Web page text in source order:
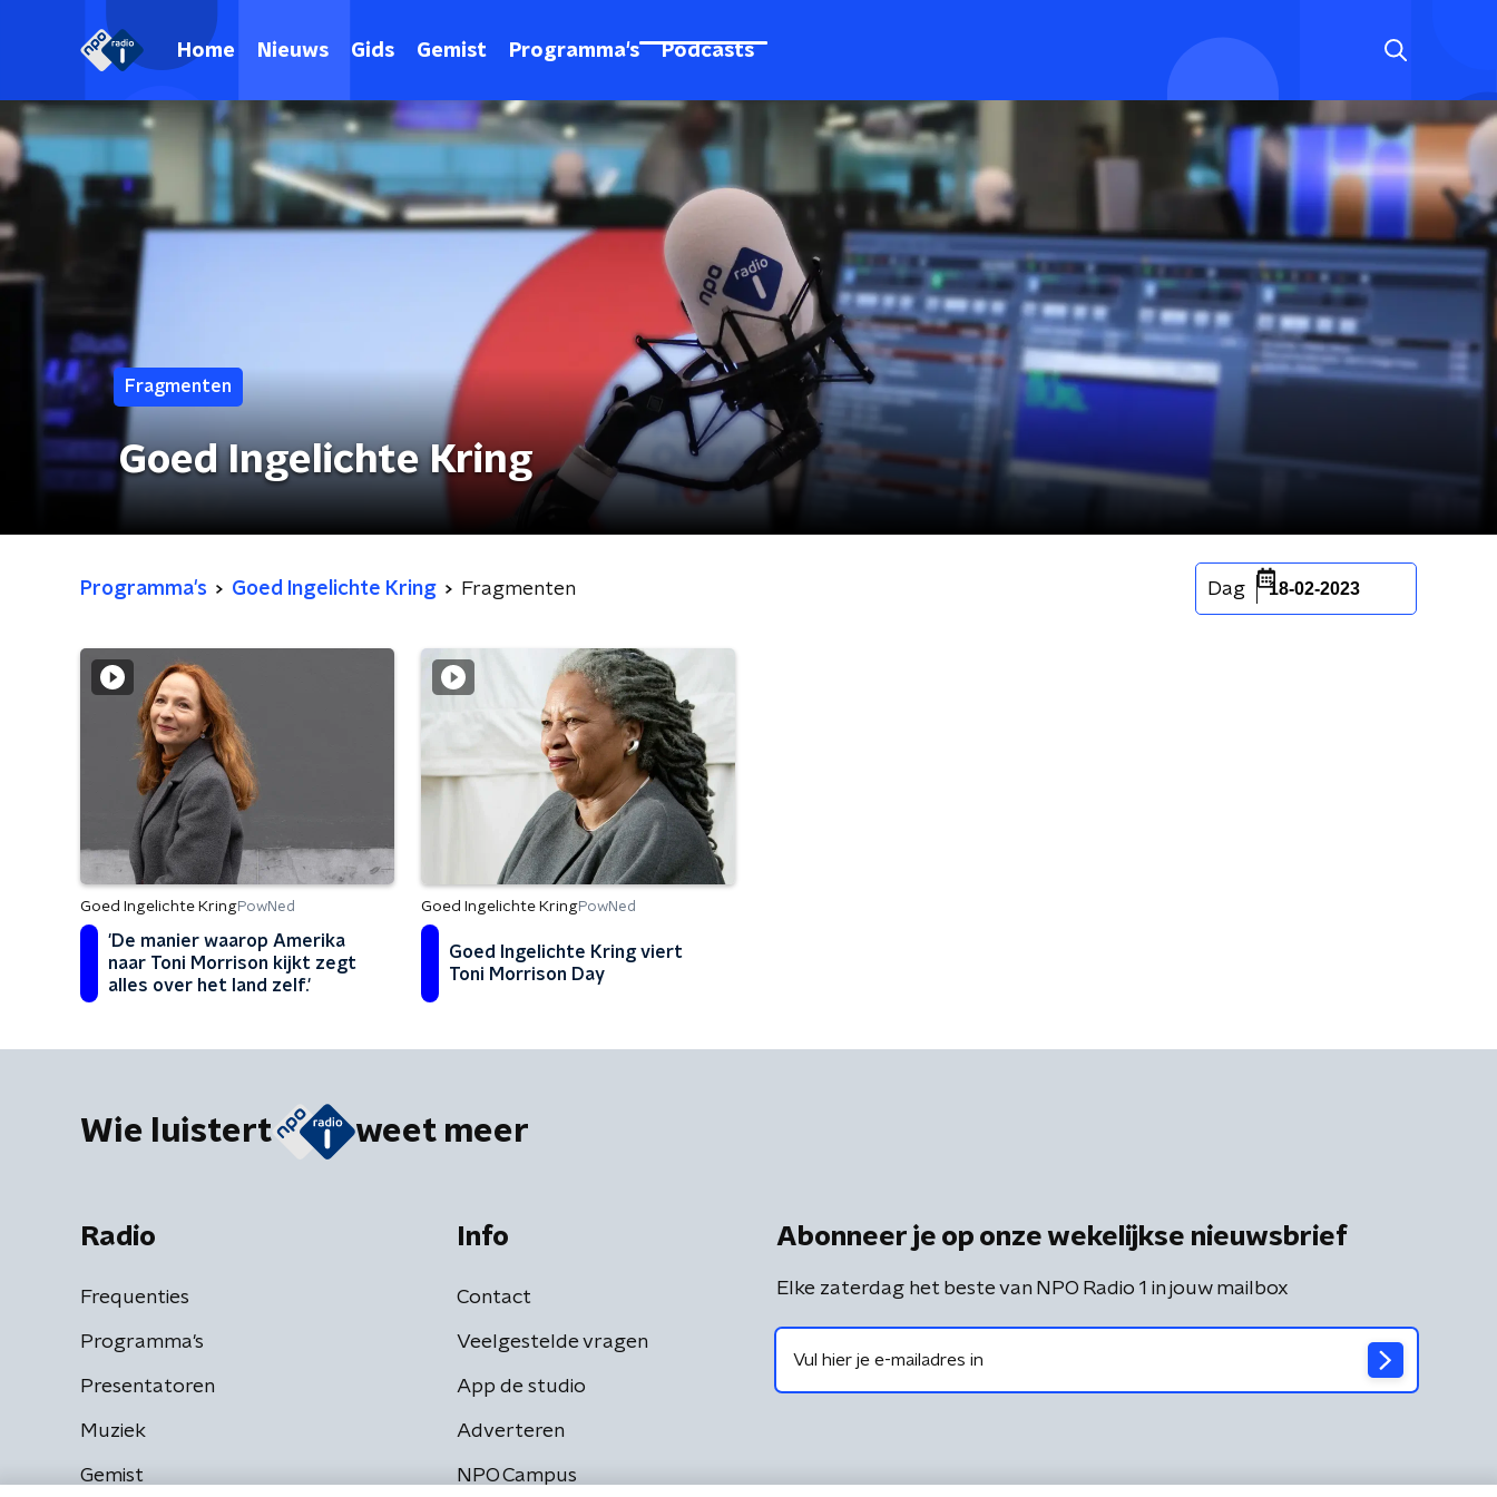
Home Nieuws Gids Gemist Programma's Podcasts
Fragmenten
Goed Ingelichte Kring
Programma's Goed Ingelichte Kring Fragmenten Dag 18-02-2023
Goed Ingelichte KringPowNed
'De manier waarop Amerika
naar Toni Morrison kijkt zegt
alles over het land zelf.'
Goed Ingelichte KringPowNed
Goed Ingelichte Kring viert
Toni Morrison Day
Wie luistert weet meer
Radio
Frequenties
Programma's
Presentatoren
Muziek
Gemist
Info
Contact
Veelgestelde vragen
App de studio
Adverteren
NPO Campus
Abonneer je op onze wekelijkse nieuwsbrief
Elke zaterdag het beste van NPO Radio 1 in jouw mailbox